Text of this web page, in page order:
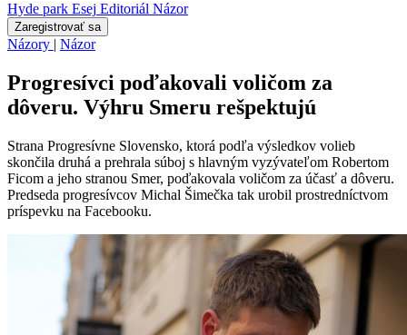
Hyde park Esej Editoriál Názor
Zaregistrovať sa
Názory | Názor
Progresívci poďakovali voličom za
dôveru. Výhru Smeru rešpektujú
Strana Progresívne Slovensko, ktorá podľa výsledkov volieb
skončila druhá a prehrala súboj s hlavným vyzývateľom Robertom
Ficom a jeho stranou Smer, poďakovala voličom za účasť a dôveru.
Predseda progresívcov Michal Šimečka tak urobil prostredníctvom
príspevku na Facebooku.